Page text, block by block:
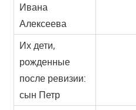
Ивана
Алексеева
Их дети,
рожденные
после ревизии:
сын Петр